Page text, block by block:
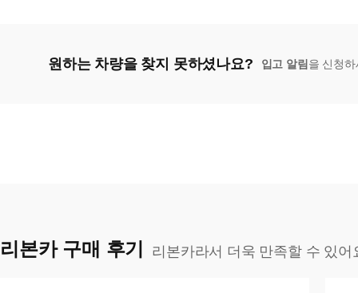
원하는 차량을 찾지 못하셨나요? 입고 알림 을 신청
리본카 구매 후기 리본카라서 더욱 만족할 수 있어